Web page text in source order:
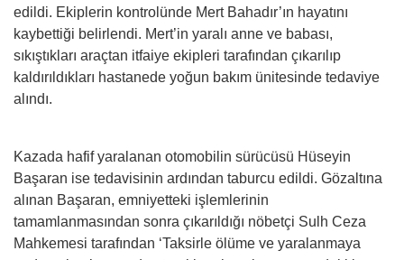
edildi. Ekiplerin kontrolünde Mert Bahadır’ın hayatını
kaybettiği belirlendi. Mert’in yaralı anne ve babası,
sıkıştıkları araçtan itfaiye ekipleri tarafından çıkarılıp
kaldırıldıkları hastanede yoğun bakım ünitesinde tedaviye
alındı.
Kazada hafif yaralanan otomobilin sürücüsü Hüseyin
Başaran ise tedavisinin ardından taburcu edildi. Gözaltına
alınan Başaran, emniyetteki işlemlerinin
tamamlanmasından sonra çıkarıldığı nöbetçi Sulh Ceza
Mahkemesi tarafından ‘Taksirle ölüme ve yaralanmaya